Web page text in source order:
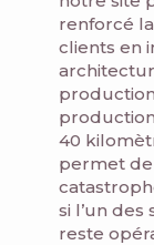
renforcé
clients en
40
permet
si l’un des
reste